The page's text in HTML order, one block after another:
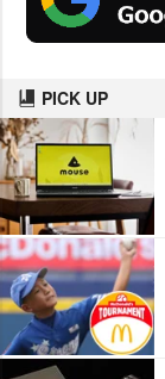
PICK UP